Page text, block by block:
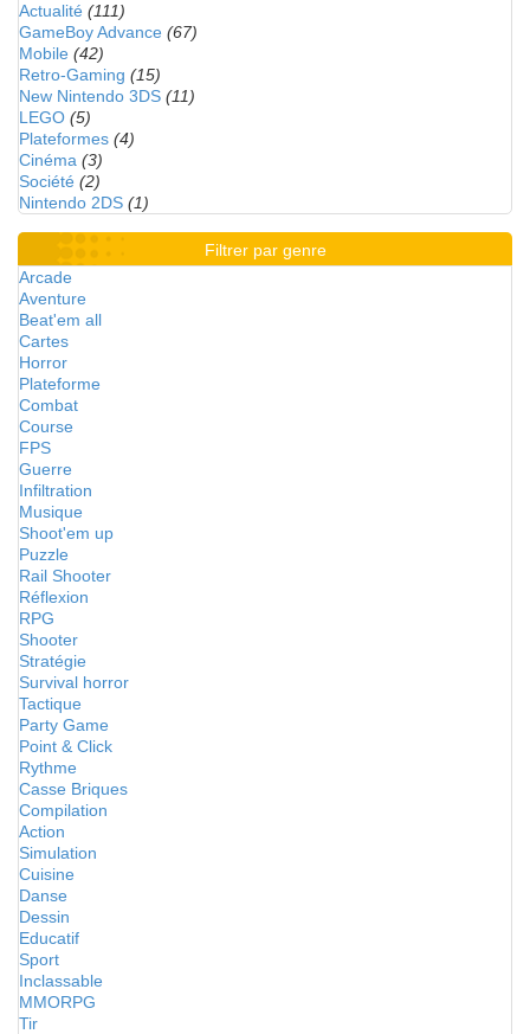
Actualité (111)
GameBoy Advance (67)
Mobile (42)
Retro-Gaming (15)
New Nintendo 3DS (11)
LEGO (5)
Plateformes (4)
Cinéma (3)
Société (2)
Nintendo 2DS (1)
Filtrer par genre
Arcade
Aventure
Beat'em all
Cartes
Horror
Plateforme
Combat
Course
FPS
Guerre
Infiltration
Musique
Shoot'em up
Puzzle
Rail Shooter
Réflexion
RPG
Shooter
Stratégie
Survival horror
Tactique
Party Game
Point & Click
Rythme
Casse Briques
Compilation
Action
Simulation
Cuisine
Danse
Dessin
Educatif
Sport
Inclassable
MMORPG
Tir